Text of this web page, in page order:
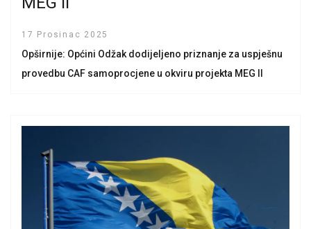
17 Prosinac 2025
Opširnije: Općini Odžak dodijeljeno priznanje za uspješnu
provedbu CAF samoprocjene u okviru projekta MEG II